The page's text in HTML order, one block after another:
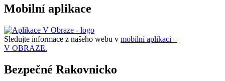
Mobilní aplikace
Sledujte informace z našeho webu v mobilní aplikaci –
V OBRAZE.
Bezpečné Rakovnicko